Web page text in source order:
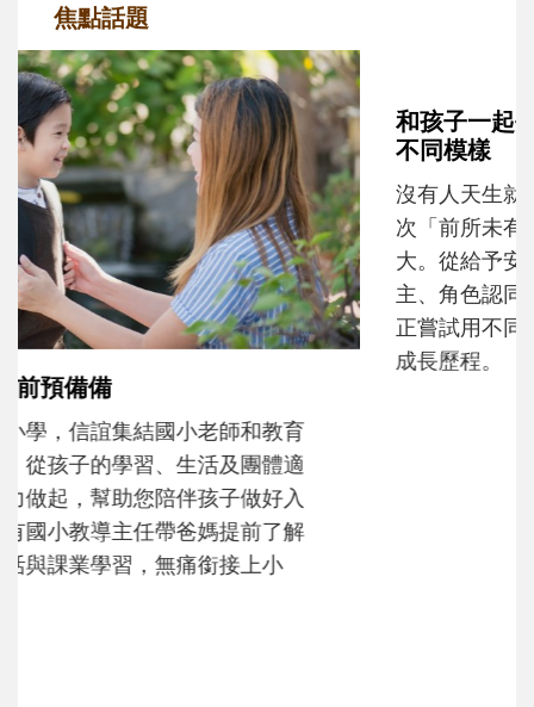
焦點話題
和孩子一起長大的那個男人│讀懂父親的
不同模樣
沒有人天生就擅長當爸爸！男人總是在一次
次「前所未有」的體驗中，跟著孩子一起長
大。從給予安全感的肢體遊戲，到獨立自
主、角色認同及解決問題的能力養成。爸爸